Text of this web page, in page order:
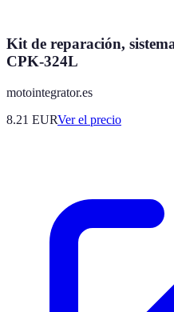
Kit de reparación,
CPK-324L
motointegrator.es
8.21 EURVer el precio